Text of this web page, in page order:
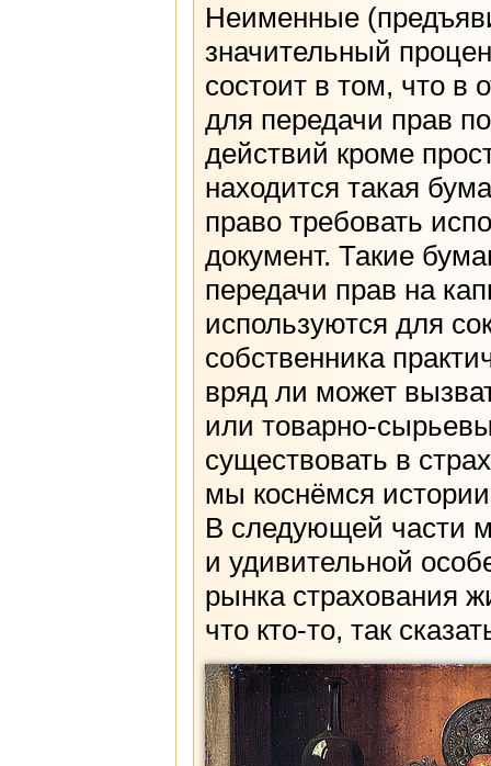
Неименные
значительный
состоит в том, что в
для передачи прав
действий кроме
находится такая
право требовать
документ. Такие
передачи прав на
используются для
собственника
вряд ли может
или товарно-
существовать в
мы коснёмся
В следующей части
и удивительной
рынка страхования
что кто-то, так